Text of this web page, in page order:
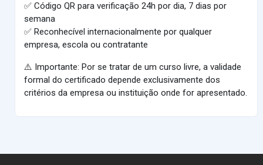
✅ Código QR para verificação 24h por dia, 7 dias por
semana
✅ Reconhecível internacionalmente por qualquer
empresa, escola ou contratante
⚠️ Importante: Por se tratar de um curso livre, a validade
formal do certificado depende exclusivamente dos
critérios da empresa ou instituição onde for apresentado.